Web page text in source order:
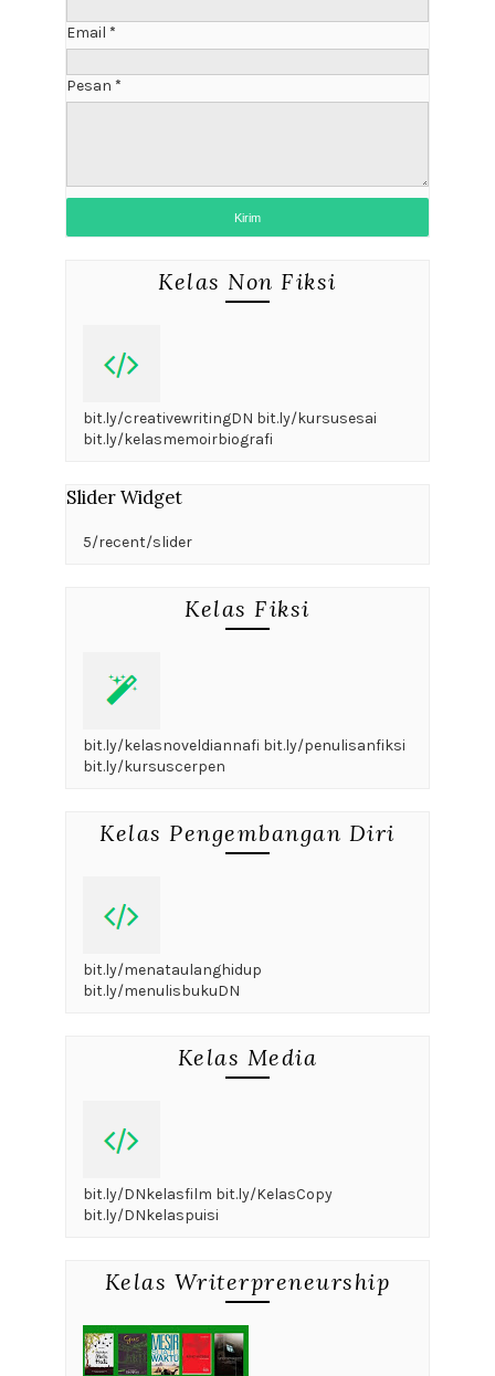
Email *
Pesan *
Kelas Non Fiksi
bit.ly/creativewritingDN bit.ly/kursusesai
bit.ly/kelasmemoirbiografi
Slider Widget
5/recent/slider
Kelas Fiksi
bit.ly/kelasnoveldiannafi bit.ly/penulisanfiksi
bit.ly/kursuscerpen
Kelas Pengembangan Diri
bit.ly/menataulanghidup
bit.ly/menulisbukuDN
Kelas Media
bit.ly/DNkelasfilm bit.ly/KelasCopy
bit.ly/DNkelaspuisi
Kelas Writerpreneurship